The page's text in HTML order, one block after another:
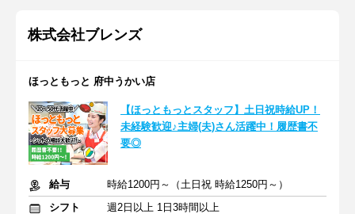
株式会社ブレンズ
ほっともっと 府中うかい店
【ほっともっとスタッフ】土日祝時給UP！
未経験歓迎♪主婦(夫)さん活躍中！履歴書不
要◎
給与
時給1200円～（土日祝 時給1250円～）
シフト
週2日以上 1日3時間以上